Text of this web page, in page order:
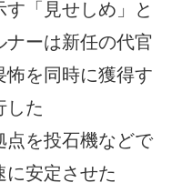
「見せしめ」と
ナーは新任の代官
怖を同時に獲得す
した
点を投石機などで
に安定させた